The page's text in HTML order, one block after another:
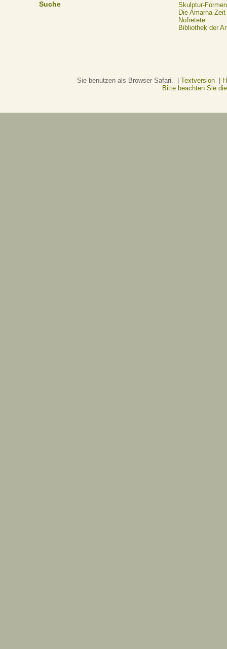
Suche
Skulptur-Formen
Die Amarna-Zeit
Nofretete
Bibliothek der
Sie benutzen als Browser Safari. | Textversion|
Bitte beachten Sie